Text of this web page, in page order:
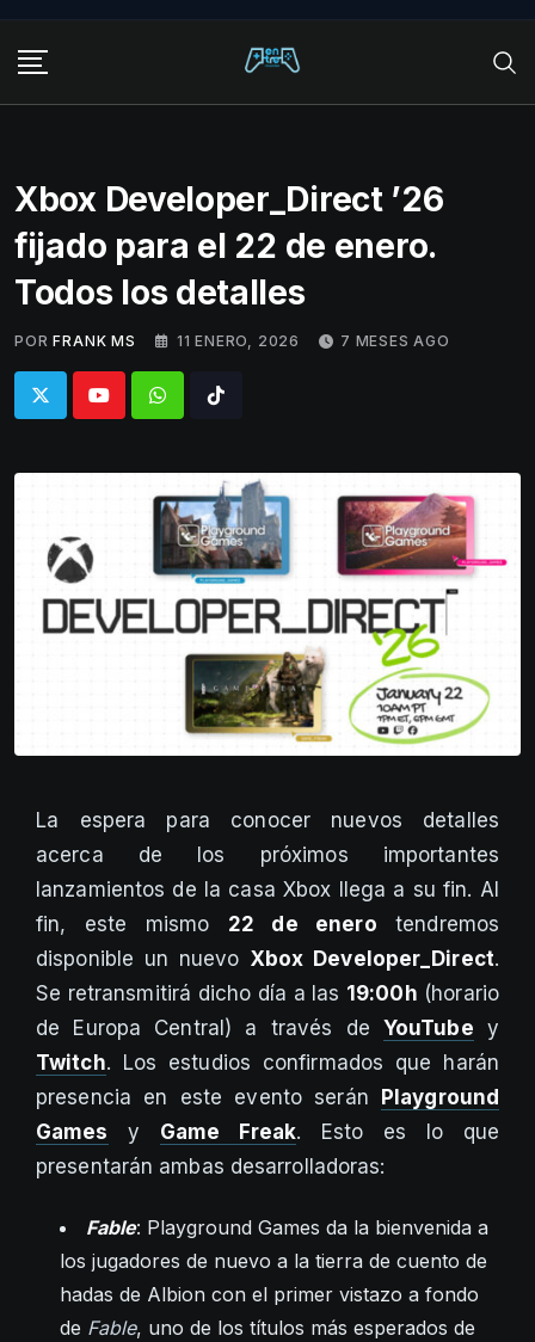
content
Xbox Developer_Direct ’26
fijado para el 22 de enero.
Todos los detalles
POR FRANK MS 11 ENERO, 2026 7 MESES AGO
WhatsappTiktok
La espera para conocer nuevos detalles
acerca de los próximos importantes
lanzamientos de la casa Xbox llega a su fin. Al
fin, este mismo 22 de enero tendremos
disponible un nuevo Xbox Developer_Direct.
Se retransmitirá dicho día a las 19:00h (horario
de Europa Central) a través de YouTube y
Twitch. Los estudios confirmados que harán
presencia en este evento serán
Playground
Games y Game Freak. Esto es lo que
presentarán ambas desarrolladoras:
Fable: Playground Games da la bienvenida a
los jugadores de nuevo a la tierra de cuento de
hadas de Albion con el primer vistazo a fondo
de Fable, uno de los títulos más esperados de